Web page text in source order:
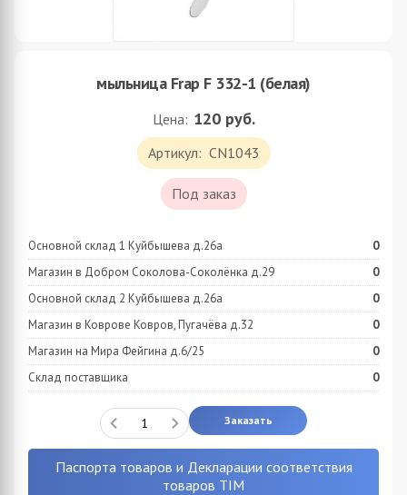
мыльница Frap F 332-1 (белая)
Артикул: CN1043
Под заказ
Цена: 120 руб.
Основной склад 1 Куйбышева д.26а
0
Магазин в Добром Соколова-Соколёнка д.29
0
Основной склад 2 Куйбышева д.26а
0
Магазин в Коврове Ковров, Пугачёва д.32
0
Магазин на Мира Фейгина д.6/25
0
Склад поставщика
0
Заказать
Паспорта товаров и Декларации соответствия
товаров TIM